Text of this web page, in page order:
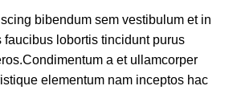
bibendum sem vestibulum et in
faucibus lobortis tincidunt purus
a et ullamcorper
elementum nam inceptos hac